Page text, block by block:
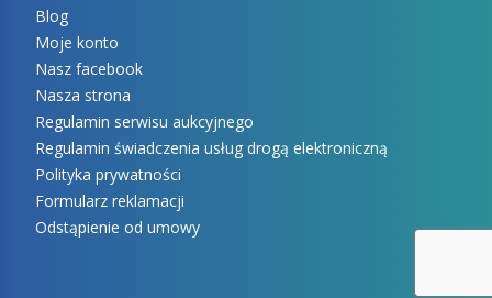
Blog
Moje konto
Nasz facebook
Nasza strona
Regulamin serwisu aukcyjnego
Regulamin świadczenia usług drogą elektroniczną
Polityka prywatności
Formularz reklamacji
Odstąpienie od umowy